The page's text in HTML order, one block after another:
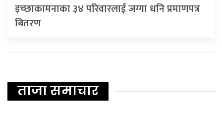
इच्छाकामनाका ३४ परिवारलाई जग्गा धनि प्रमाणपत्र
बितरण
ताजा समाचार